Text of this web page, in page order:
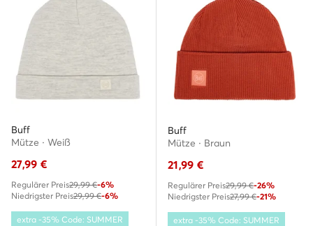
Buff
Mütze · Weiß
27,99 €
Regulärer Preis29,99 €-6%
Niedrigster Preis29,99 €-6%
extra -35% Code: SUMMER
Buff
Mütze · Braun
21,99 €
Regulärer Preis29,99 €-26%
Niedrigster Preis27,99 €-21%
extra -35% Code: SUMMER